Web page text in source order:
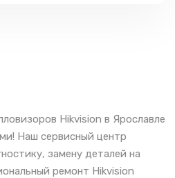
Hikvision в Ярославле
Наш сервисный центр
замену деталей на
ремонт Hikvision